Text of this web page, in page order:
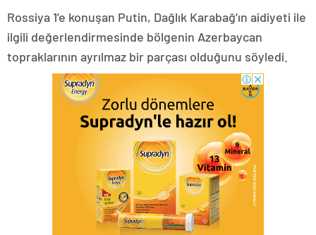
Rossiya 1’e konuşan Putin, Dağlık Karabağ’ın aidiyeti ile
ilgili değerlendirmesinde bölgenin Azerbaycan
topraklarının ayrılmaz bir parçası olduğunu söyledi.